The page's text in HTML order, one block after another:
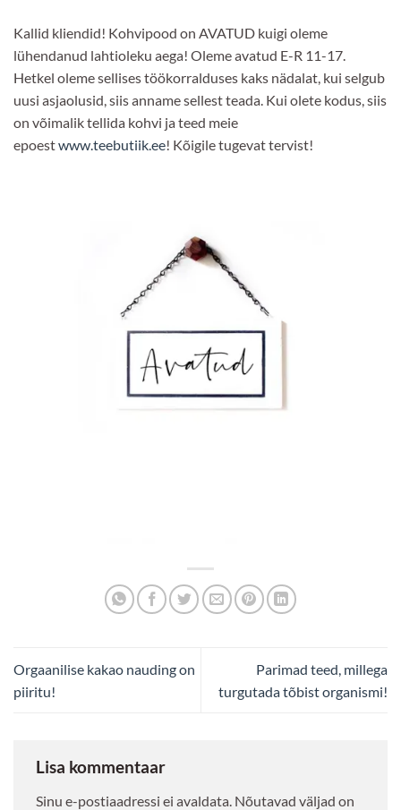
Kallid kliendid! Kohvipood on AVATUD kuigi oleme
lühendanud lahtioleku aega! Oleme avatud E-R 11-17.
Hetkel oleme sellises töökorralduses kaks nädalat, kui selgub
uusi asjaolusid, siis anname sellest teada. Kui olete kodus, siis
on võimalik tellida kohvi ja teed meie
epoestwww.teebutiik.ee! Kõigile tugevat tervist!
Orgaanilise kakao nauding on
piiritu!
Parimad teed, millega
turgutada tõbist organismi!
Lisa kommentaar
Sinu e-postiaadressi ei avaldata. Nõutavad väljad on